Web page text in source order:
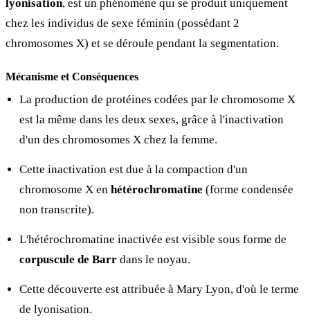
lyonisation, est un phénomène qui se produit uniquement
chez les individus de sexe féminin (possédant 2
chromosomes X) et se déroule pendant la segmentation.
Mécanisme et Conséquences
La production de protéines codées par le chromosome X
est la même dans les deux sexes, grâce à l'inactivation
d'un des chromosomes X chez la femme.
Cette inactivation est due à la compaction d'un
chromosome X en hétérochromatine (forme condensée
non transcrite).
L'hétérochromatine inactivée est visible sous forme de
corpuscule de Barr dans le noyau.
Cette découverte est attribuée à Mary Lyon, d'où le terme
de lyonisation.